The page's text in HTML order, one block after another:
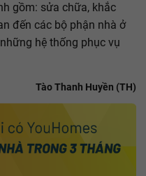
gồm: sửa chữa, khắc
đến các bộ phận nhà ở
hệ thống phục vụ
Tào Thanh Huyền (TH)